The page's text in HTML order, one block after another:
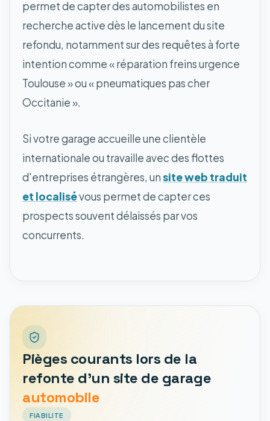
permet de capter des automobilistes en
recherche active dès le lancement du site
refondu, notamment sur des requêtes à forte
intention comme « réparation freins urgence
Toulouse » ou « pneumatiques pas cher
Occitanie ».
Si votre garage accueille une clientèle
internationale ou travaille avec des flottes
d'entreprises étrangères, unsite web traduit
et localisévous permet de capter ces
prospects souvent délaissés par vos
concurrents.
Pièges courants lors de la
refonte d'un site de garage
automobile
FIABILITE